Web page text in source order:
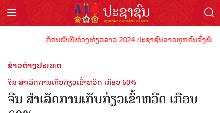
ຕ້ອນຮັບປີທ່ອງທ່ຽວລາວ 2024 ປະຊາຊົນລາວທຸກຄົນຈົ່ງພ້ອ
ຂ່າວຕ່າງປະເທດ
ຈີນ ສຳ​ເລັດ​ການ​ເກັບ​ກ່ຽວ​ເຂົ້າ​​ຫວີດ ​ເກືອບ 60%
ຈີນ ສຳ​ເລັດ​ການ​ເກັບ​ກ່ຽວ​ເຂົ້າ​​ຫວີດ ​ເກືອບ